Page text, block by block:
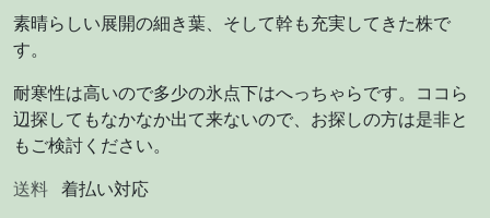
素晴らしい展開の細き葉、そして幹も充実してきた株で
す。
耐寒性は高いので多少の氷点下はへっちゃらです。ココら
辺探してもなかなか出て来ないので、お探しの方は是非と
もご検討ください。
送料 着払い対応